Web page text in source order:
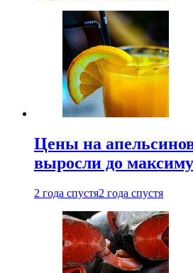
Цены на
выросли до
2 года спустя2 года спустя